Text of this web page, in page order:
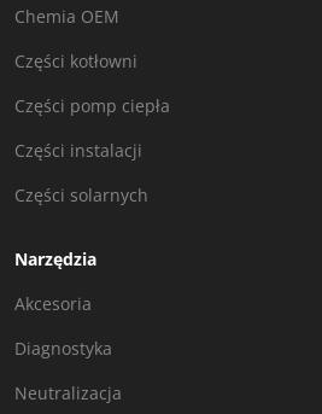
Chemia OEM
Części kotłowni
Części pomp ciepła
Części instalacji
Części solarnych
Narzędzia
Akcesoria
Diagnostyka
Neutralizacja